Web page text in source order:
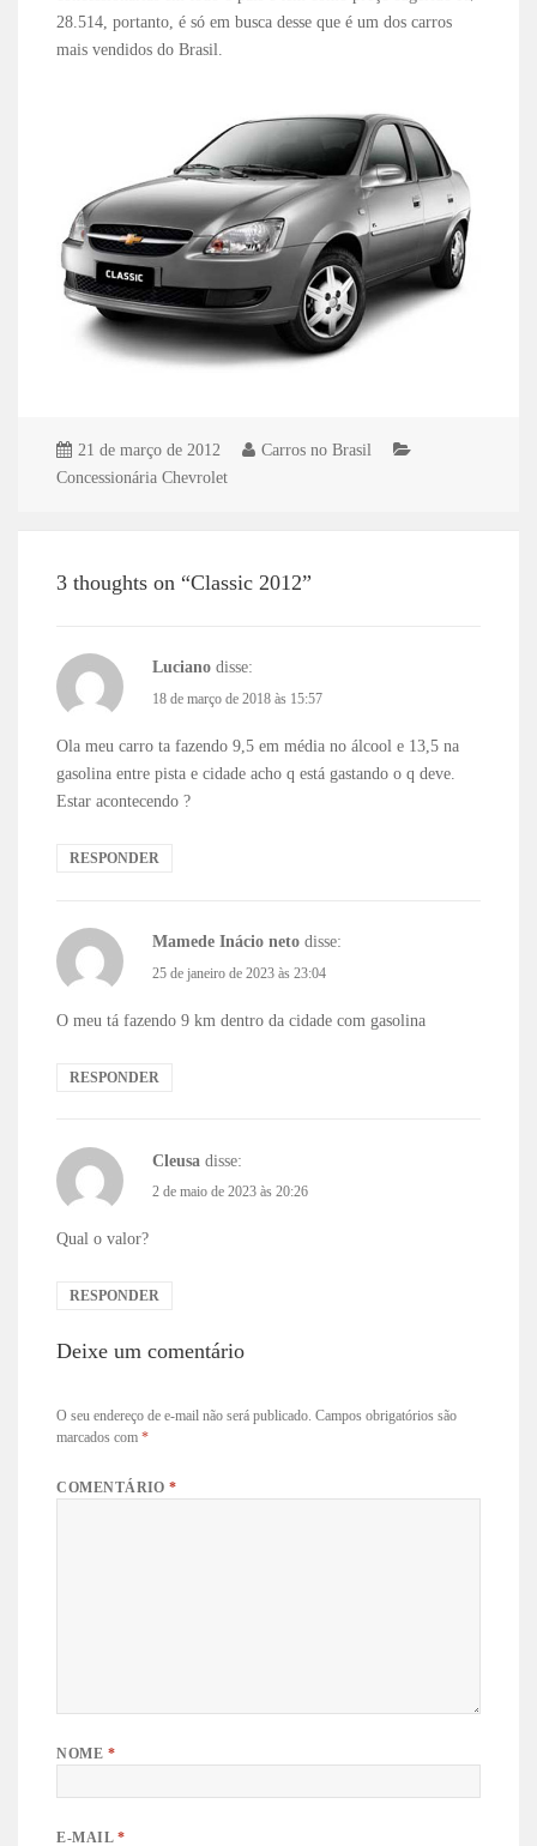
28.514, portanto, é só em busca desse que é um dos carros
mais vendidos do Brasil.
21 de março de 2012
Carros no Brasil
Concessionária Chevrolet
3 thoughts on “Classic 2012”
Luciano disse:
18 de março de 2018 às 15:57
Ola meu carro ta fazendo 9,5 em média no álcool e 13,5 na
gasolina entre pista e cidade acho q está gastando o q deve.
Estar acontecendo ?
RESPONDER
Mamede Inácio neto disse:
25 de janeiro de 2023 às 23:04
O meu tá fazendo 9 km dentro da cidade com gasolina
RESPONDER
Cleusa disse:
2 de maio de 2023 às 20:26
Qual o valor?
RESPONDER
Deixe um comentário
O seu endereço de e-mail não será publicado. Campos obrigatórios são
marcados com*
COMENTÁRIO*
NOME *
E-MAIL *